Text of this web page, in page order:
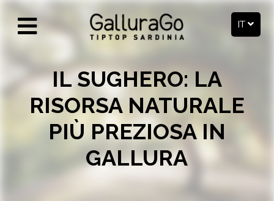
IT
IL SUGHERO: LA
RISORSA NATURALE
PIÙ PREZIOSA IN
GALLURA